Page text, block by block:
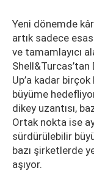
Yeni dönemde
artık sadece
ve tamamlayıcı
Shell&Turcas’tan
Up’a kadar
büyüme
dikey uzantısı,
Ortak nokta ise
sürdürülebilir
bazı şirketlerde
aşıyor.